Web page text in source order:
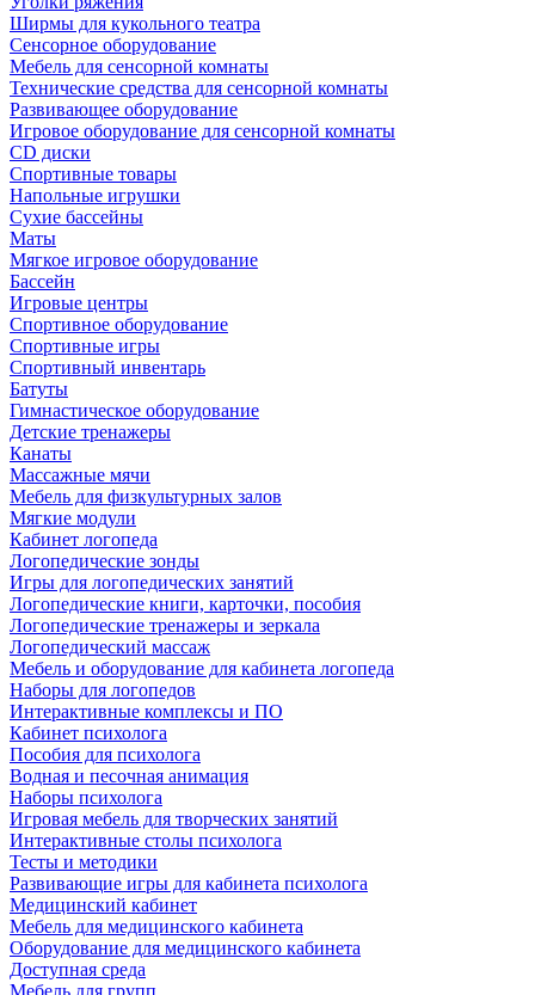
Ширмы для кукольного театра
Сенсорное оборудование
Мебель для сенсорной комнаты
Технические средства для сенсорной комнаты
Развивающее оборудование
Игровое оборудование для сенсорной комнаты
CD диски
Спортивные товары
Напольные игрушки
Сухие бассейны
Маты
Мягкое игровое оборудование
Бассейн
Игровые центры
Спортивное оборудование
Спортивные игры
Спортивный инвентарь
Батуты
Гимнастическое оборудование
Детские тренажеры
Канаты
Массажные мячи
Мебель для физкультурных залов
Мягкие модули
Кабинет логопеда
Логопедические зонды
Игры для логопедических занятий
Логопедические книги, карточки, пособия
Логопедические тренажеры и зеркала
Логопедический массаж
Мебель и оборудование для кабинета логопеда
Наборы для логопедов
Интерактивные комплексы и ПО
Кабинет психолога
Пособия для психолога
Водная и песочная анимация
Наборы психолога
Игровая мебель для творческих занятий
Интерактивные столы психолога
Тесты и методики
Развивающие игры для кабинета психолога
Медицинский кабинет
Мебель для медицинского кабинета
Оборудование для медицинского кабинета
Доступная среда
Мебель для групп